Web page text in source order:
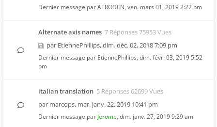
Dernier message parAERODEN, ven. mars 01, 2019 2:22 pm
Alternate axis names 7 Réponses 75953 Vues
par EtiennePhillips,dim. déc. 02, 2018 7:09 pm
Dernier message par EtiennePhillips, dim. févr. 03, 2019 5:52
pm
italian translation 5 Réponses 62699 Vues
par marcops, mar. janv. 22, 2019 10:41 pm
Dernier message par Jerome, dim. janv. 27, 2019 9:29 am